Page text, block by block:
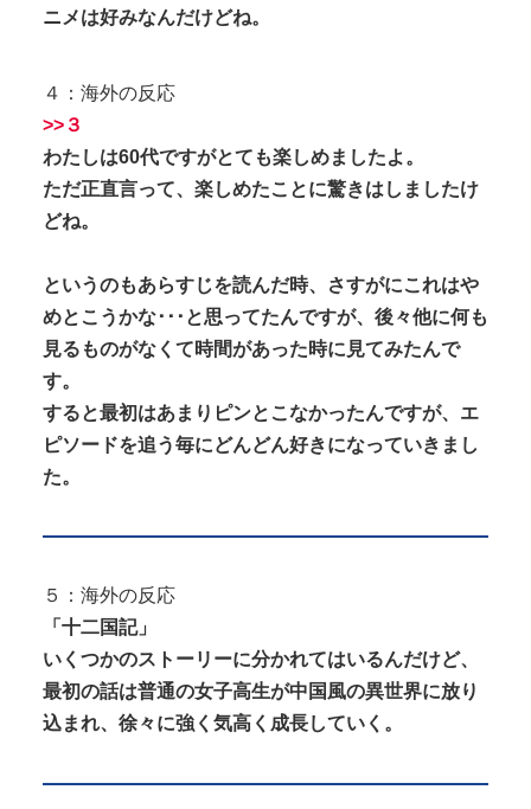
ニメは好みなんだけどね。
４：海外の反応
>>３
わたしは60代ですがとても楽しめましたよ。
ただ正直言って、楽しめたことに驚きはしましたけ
どね。
というのもあらすじを読んだ時、さすがにこれはや
めとこうかな･･･と思ってたんですが、後々他に何も
見るものがなくて時間があった時に見てみたんで
す。
すると最初はあまりピンとこなかったんですが、エ
ピソードを追う毎にどんどん好きになっていきまし
た。
５：海外の反応
「十二国記」
いくつかのストーリーに分かれてはいるんだけど、
最初の話は普通の女子高生が中国風の異世界に放り
込まれ、徐々に強く気高く成長していく。